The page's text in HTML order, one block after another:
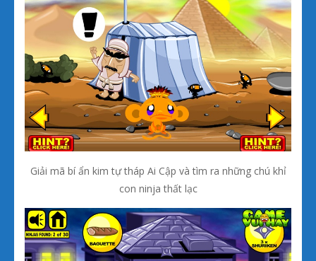
Giải mã bí ẩn kim tự tháp Ai Cập và tìm ra những chú khỉ
con ninja thất lạc